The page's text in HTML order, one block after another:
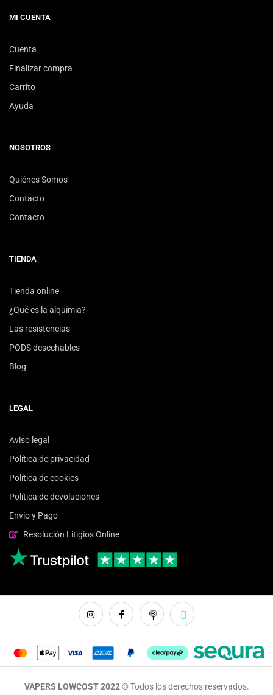
MI CUENTA
Cuenta
Finalizar compra
Carrito
Ayuda
NOSOTROS
Quiénes Somos
Contacto
Contacto
TIENDA
Tienda online
¿Qué es la alquimia?
Las resistencias
PODS desechables
Blog
LEGAL
Aviso legal
Política de privacidad
Política de cookies
Política de devoluciones
Envío y Pago
Resolución Litigios Online
VAPERS LOWCOST 2022 ©Todos los derechos reservados.